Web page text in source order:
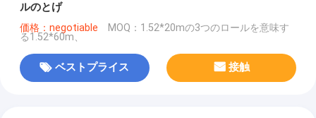
ルのとげ
価格：negotiable MOQ：1.52*20mの3つのロールを意味す
る1.52*60m、
ベストプライス 接触